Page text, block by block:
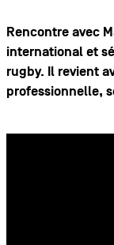
Rencontre avec
international et
rugby. Il revient
professionnelle,